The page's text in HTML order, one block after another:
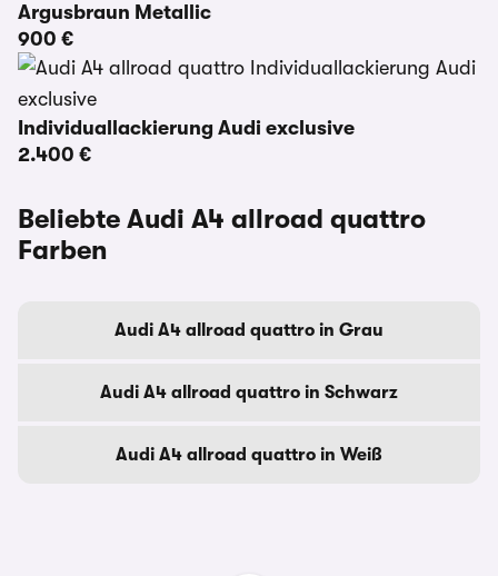
Argusbraun Metallic
900 €
Individuallackierung Audi exclusive
2.400 €
Beliebte Audi A4 allroad quattro
Farben
Audi A4 allroad quattro in Grau
Audi A4 allroad quattro in Schwarz
Audi A4 allroad quattro in Weiß